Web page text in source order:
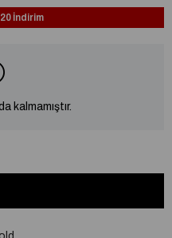
İndirim
kalmamıştır.